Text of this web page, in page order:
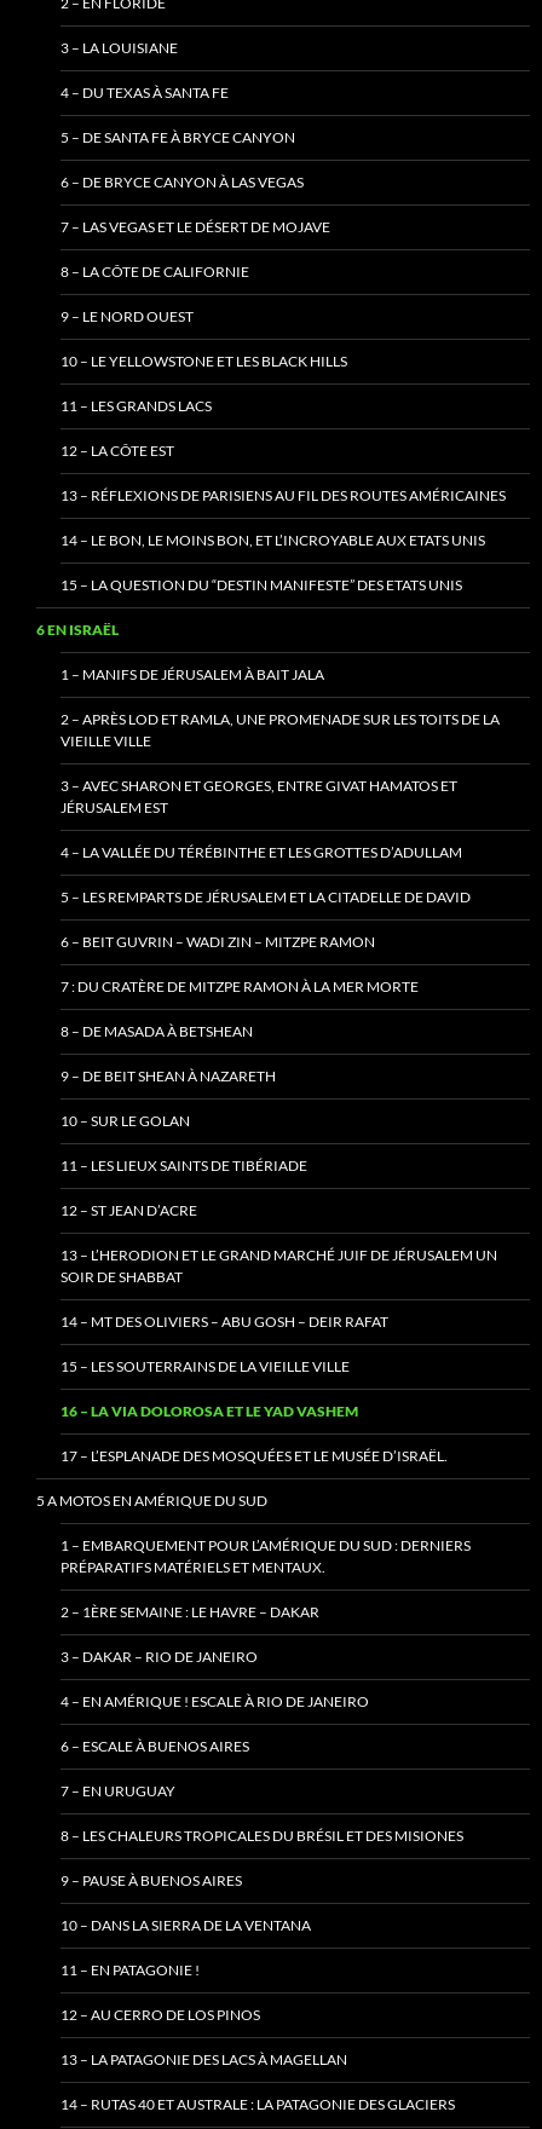
3 – LA LOUISIANE
4 – DU TEXAS À SANTA FE
5 – DE SANTA FE À BRYCE CANYON
6 – DE BRYCE CANYON À LAS VEGAS
7 – LAS VEGAS ET LE DÉSERT DE MOJAVE
8 – LA CÔTE DE CALIFORNIE
9 – LE NORD OUEST
10 – LE YELLOWSTONE ET LES BLACK HILLS
11 – LES GRANDS LACS
12 – LA CÔTE EST
13 – RÉFLEXIONS DE PARISIENS AU FIL DES ROUTES AMÉRICAINES
14 – LE BON, LE MOINS BON, ET L’INCROYABLE AUX ETATS UNIS
15 – LA QUESTION DU “DESTIN MANIFESTE” DES ETATS UNIS
6 EN ISRAËL
1 – MANIFS DE JÉRUSALEM À BAIT JALA
2 – APRÈS LOD ET RAMLA, UNE PROMENADE SUR LES TOITS DE LA
VIEILLE VILLE
3 – AVEC SHARON ET GEORGES, ENTRE GIVAT HAMATOS ET
JÉRUSALEM EST
4 – LA VALLÉE DU TÉRÉBINTHE ET LES GROTTES D’ADULLAM
5 – LES REMPARTS DE JÉRUSALEM ET LA CITADELLE DE DAVID
6 – BEIT GUVRIN – WADI ZIN – MITZPE RAMON
7 : DU CRATÈRE DE MITZPE RAMON À LA MER MORTE
8 – DE MASADA À BETSHEAN
9 – DE BEIT SHEAN À NAZARETH
10 – SUR LE GOLAN
11 – LES LIEUX SAINTS DE TIBÉRIADE
12 – ST JEAN D’ACRE
13 – L’HERODION ET LE GRAND MARCHÉ JUIF DE JÉRUSALEM UN
SOIR DE SHABBAT
14 – MT DES OLIVIERS – ABU GOSH – DEIR RAFAT
15 – LES SOUTERRAINS DE LA VIEILLE VILLE
16 – LA VIA DOLOROSA ET LE YAD VASHEM
17 – L’ESPLANADE DES MOSQUÉES ET LE MUSÉE D’ISRAËL.
5 A MOTOS EN AMÉRIQUE DU SUD
1 – EMBARQUEMENT POUR L’AMÉRIQUE DU SUD : DERNIERS
PRÉPARATIFS MATÉRIELS ET MENTAUX.
2 – 1ÈRE SEMAINE : LE HAVRE – DAKAR
3 – DAKAR – RIO DE JANEIRO
4 – EN AMÉRIQUE ! ESCALE À RIO DE JANEIRO
6 – ESCALE À BUENOS AIRES
7 – EN URUGUAY
8 – LES CHALEURS TROPICALES DU BRÉSIL ET DES MISIONES
9 – PAUSE À BUENOS AIRES
10 – DANS LA SIERRA DE LA VENTANA
11 – EN PATAGONIE !
12 – AU CERRO DE LOS PINOS
13 – LA PATAGONIE DES LACS À MAGELLAN
14 – RUTAS 40 ET AUSTRALE : LA PATAGONIE DES GLACIERS